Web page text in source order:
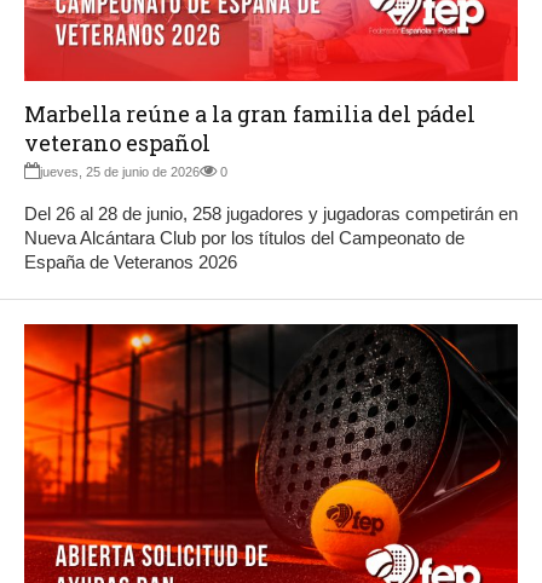
Marbella reúne a la gran familia del pádel
veterano español
jueves, 25 de junio de 2026 0
Del 26 al 28 de junio, 258 jugadores y jugadoras competirán en
Nueva Alcántara Club por los títulos del Campeonato de
España de Veteranos 2026